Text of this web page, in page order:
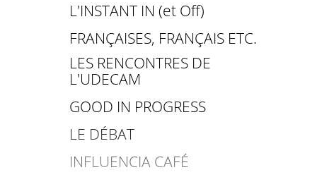
L'INSTANT IN (et Off)
FRANÇAISES, FRANÇAIS ETC.
LES RENCONTRES DE
L'UDECAM
GOOD IN PROGRESS
LE DÉBAT
INFLUENCIA CAFÉ